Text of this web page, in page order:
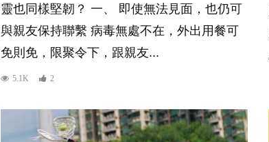
靈也同樣堅韌？ 一、 即使無法見面，也仍可
與親友保持聯繫 病毒無處不在，外出用餐可
免則免，限聚令下，跟親友...
5.1K 2